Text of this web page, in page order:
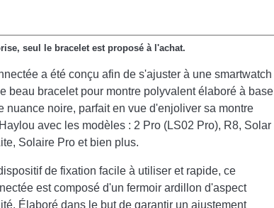
seul le bracelet est proposé à l'achat.
a été conçu afin de s'ajuster à une smartwatch
beau bracelet pour montre polyvalent élaboré à base
nuance noire, parfait en vue d'enjoliver sa montre
avec les modèles : 2 Pro (LS02 Pro), R8, Solar
Solaire Pro et bien plus.
de fixation facile à utiliser et rapide, ce
est composé d'un fermoir ardillon d'aspect
Élaboré dans le but de garantir un ajustement